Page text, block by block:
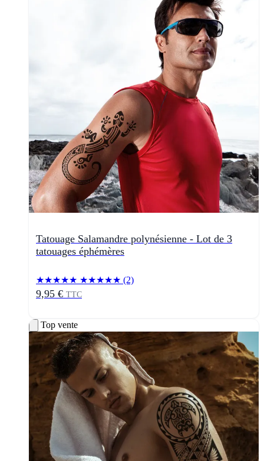
Tatouage Salamandre polynésienne - Lot de 3
tatouages éphémères
★★★★★ ★★★★★ (2)
9,95 € TTC
Top vente